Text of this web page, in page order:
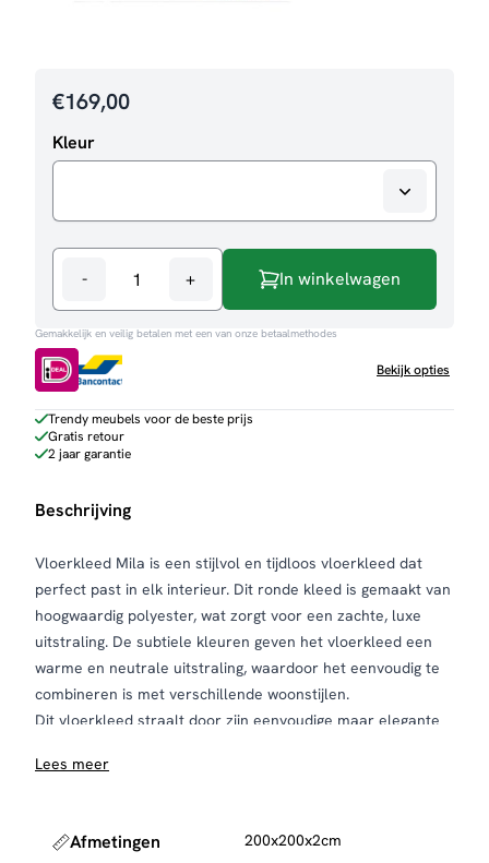
€169,00
Kleur
-
Vloerkleed
Mila
aantal
+ In winkelwagen
Gemakkelijk en veilig betalen met een van onze betaalmethodes
Bekijk opties
Trendy meubels voor de beste prijs
Gratis retour
2 jaar garantie
Beschrijving
Vloerkleed Mila is een stijlvol en tijdloos vloerkleed dat
perfect past in elk interieur. Dit ronde kleed is gemaakt van
hoogwaardig polyester, wat zorgt voor een zachte, luxe
uitstraling. De subtiele kleuren geven het vloerkleed een
warme en neutrale uitstraling, waardoor het eenvoudig te
combineren is met verschillende woonstijlen.
Dit vloerkleed straalt door zijn eenvoudige maar elegante
ruimte zonder te overheersen. Het ronde ontwerp zorgt
meubels en rechte lijnen.
Lees meer
Afmetingen 200x200x2cm